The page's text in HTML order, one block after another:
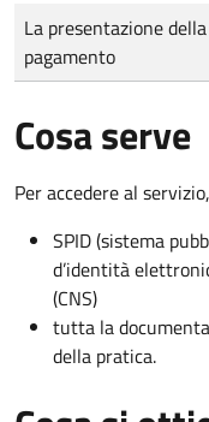
Tipo di pagamento
Importo
La presentazione
pagamento
Cosa serve
Per accedere al
SPID (sistema
d’identità
(CNS)
tutta la
della pratica.